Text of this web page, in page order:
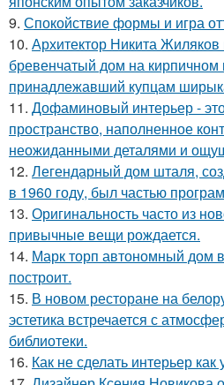
9. Спокойствие формы и игра
10. Архитектор Никита
бревенчатый дом на кирпичном
принадлежавший купцам
11. Дофаминовый интерьер -
пространство, наполненное
неожиданными деталями и
12. Легендарный дом шталя,
в 1960 году, был частью
13. Оригинальность часто из
привычные вещи рождается.
14. Марк торп автономный дом
построит.
15. В новом ресторане на
эстетика встречается с
библиотеки.
16. Как не сделать интерьер как